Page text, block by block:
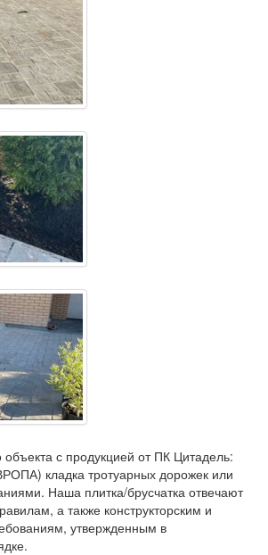
с продукцией от ПК Цитадель:
кладка тротуарных дорожек или
Наша плитка/брусчатка отвечают
а также конструкторским и
утвержденным в